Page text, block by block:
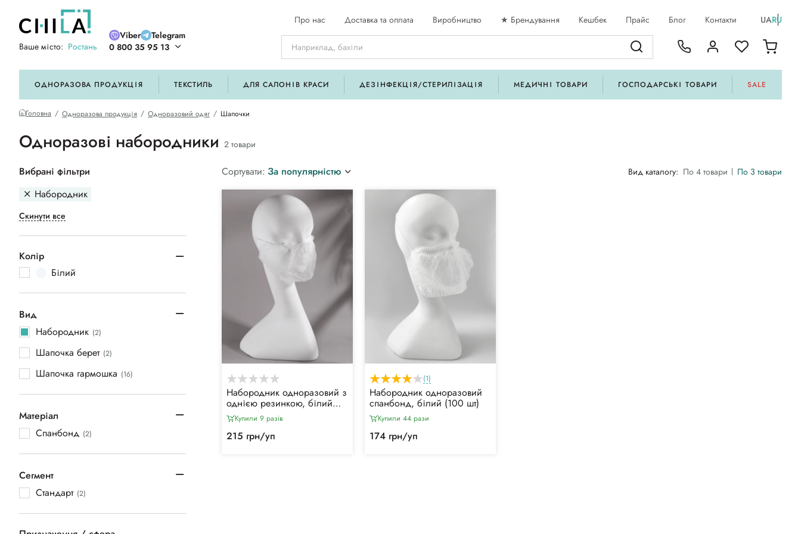
Ваше місто: Ростань
Viber
Telegram
0 800 35 95 13
Про нас Доставка та оплата Виробництво ★ Брендування Кешбек Прайс Блог Контакти UARU
ОДНОРАЗОВА ПРОДУКЦІЯ ТЕКСТИЛЬ ДЛЯ САЛОНІВ КРАСИ ДЕЗІНФЕКЦІЯ/СТЕРИЛІЗАЦІЯ МЕДИЧНІ ТОВАРИ ГОСПОДАРСЬКІ ТОВАРИ SALE
Головна Одноразова продукція Одноразовий одяг Шапочки
Одноразові набородники 2 товари
Вибрані фільтри
Набородник
Скинути все
Колір
Білий
Вид
Набородник (2)
Шапочка берет (2)
Шапочка гармошка (16)
Матеріал
Спанбонд (2)
Сегмент
Стандарт (2)
Сортувати: За популярністю Вид каталогу: По 4 товари По 3 товари
Набородник одноразовий з
однією резинкою, білий
(100 шт)
Купили 9 разiв
215 грн/уп
(1)
Набородник одноразовий
спанбонд, білий (100 шт)
Купили 44 рази
174 грн/уп